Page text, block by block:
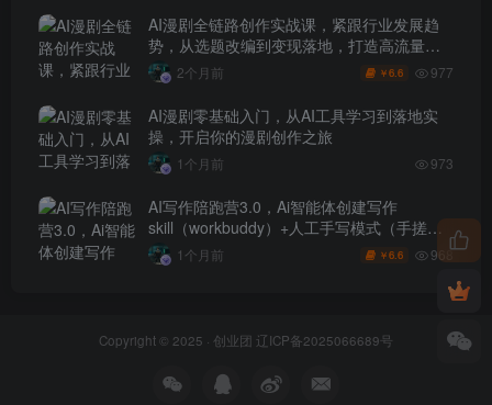
AI漫剧全链路创作实战课，紧跟行业发展趋
势，从选题改编到变现落地，打造高流量优
质作品2个月前 ￥6.6 977
AI漫剧零基础入门，从AI工具学习到落地实
操，开启你的漫剧创作之旅
1个月前 973
AI写作陪跑营3.0，Ai智能体创建写作
skill（workbuddy）+人工手写模式（手搓模
式），去除AI痕迹（头条号、公众号、百家
号）
1个月前 ￥6.6 968
Copyright © 2025 · 创业团 辽ICP备2025066689号